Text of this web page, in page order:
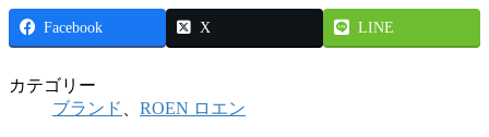
Facebook X LINE
カテゴリー
ブランド
ROEN ロエン